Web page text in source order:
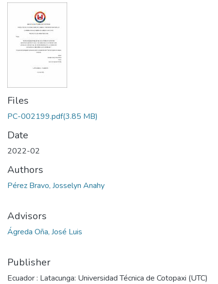
Files
PC-002199.pdf(3.85 MB)
Date
2022-02
Authors
Pérez Bravo, Josselyn Anahy
Advisors
Ágreda Oña, José Luis
Publisher
Ecuador : Latacunga: Universidad Técnica de Cotopaxi (UTC)